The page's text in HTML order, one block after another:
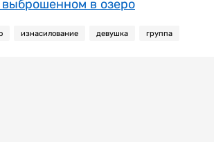
в озеро
изнасилование девушка группа